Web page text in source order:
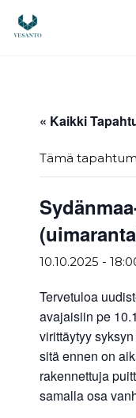
sisältöön
« Kaikki
Tämä
10.10.2025 -
Tervetuloa
avajaisiin pe
virittäytyy
sitä ennen on
rakennettuja
samalla osa